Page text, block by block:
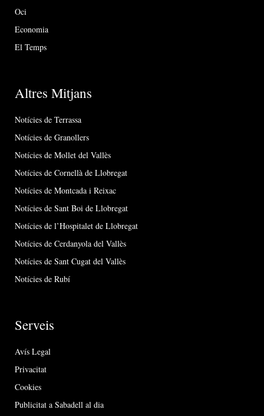
Oci
Economia
El Temps
Altres Mitjans
Notícies de Terrassa
Notícies de Granollers
Notícies de Mollet del Vallès
Notícies de Cornellà de Llobregat
Notícies de Montcada i Reixac
Notícies de Sant Boi de Llobregat
Notícies de l’Hospitalet de Llobregat
Notícies de Cerdanyola del Vallès
Notícies de Sant Cugat del Vallès
Notícies de Rubí
Serveis
Avís Legal
Privacitat
Cookies
Publicitat a Sabadell al dia